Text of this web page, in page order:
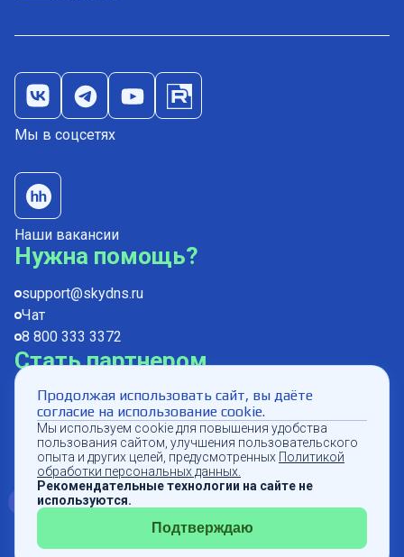
Продолжая использовать сайт, вы даёте
согласие на использование cookie.
Мы используем cookie для повышения удобства
пользования сайтом, улучшения пользовательского
опыта и других целей, предусмотренных Политикой
обработки персональных данных.
Рекомендательные технологии на сайте не
используются.
Подтверждаю
Нужна помощь?
support@skydns.ru
Чат
8 800 333 3372
Стать партнером
partners@skydns.ru
Мы в соцсетях
Наши вакансии
© 2011–2026 ООО «СкайДНС»
Проверить доступность